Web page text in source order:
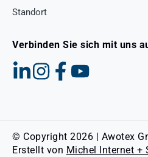
Standort
Verbinden Sie sich mit uns
© Copyright 2026 | Awotex
Erstellt von Michel Internet +